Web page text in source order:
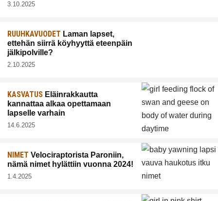
3.10.2025
RUUHKAVUODET Laman lapset,
ettehän siirrä köyhyyttä eteenpäin
jälkipolville?
2.10.2025
KASVATUS Eläinrakkautta
kannattaa alkaa opettamaan
lapselle varhain
14.6.2025
NIMET Velociraptorista Paroniin,
nämä nimet hylättiin vuonna 2024!
1.4.2025